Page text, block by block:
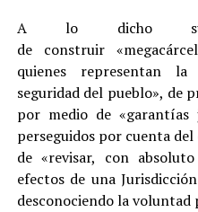
A lo dicho
de construir
quienes representan
seguridad del pueblo», de
por medio de
perseguidos por cuenta
de «revisar, con
efectos de una
desconociendo la voluntad